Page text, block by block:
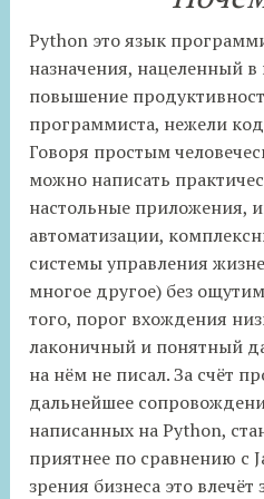
Python это язык
назначения, нацеленный
повышение
программиста, нежели
Говоря простым
можно написать
настольные приложения,
автоматизации,
системы управления
многое другое) без
того, порог вхождения
лаконичный и понятный
на нём не писал. За счёт
дальнейшее
написанных на Python,
приятнее по сравнению с
зрения бизнеса это